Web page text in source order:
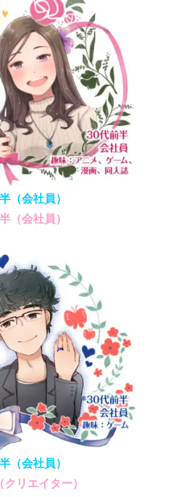
（会社員）
（会社員）
（会社員）
クリエイター）